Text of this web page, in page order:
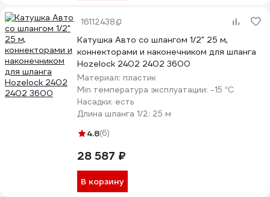
16112438
Катушка Авто со шлангом 1/2" 25 м,
коннекторами и наконечником для шланга
Hozelock 2402 2402 3600
Материал: пластик
Min температура эксплуатации: -15 °С
Насадки: есть
Длина шланга 1/2: 25 м
4.8(6)
28 587 ₽
В корзину